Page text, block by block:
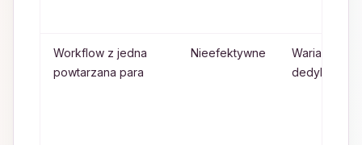
Workflow z jedna
powtarzana para
Nieefektywne
Wariant
dedykowany